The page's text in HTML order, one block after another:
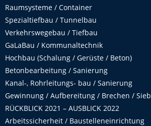
Raumsysteme / Container
Spezialtiefbau / Tunnelbau
Verkehrswegebau / Tiefbau
GaLaBau / Kommunaltechnik
Hochbau (Schalung / Gerüste / Beton)
Betonbearbeitung / Sanierung
Kanal-, Rohrleitungs- bau / Sanierung
Gewinnung / Aufbereitung / Brechen /
RÜCKBLICK 2021 – AUSBLICK 2022
Arbeitssicherheit / Baustelleneinrichtung